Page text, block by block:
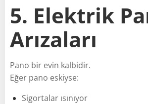
5. Elektrik
Arızaları
Pano bir evin kalbidir.
Eğer pano eskiyse:
Sigortalar ısınıyor